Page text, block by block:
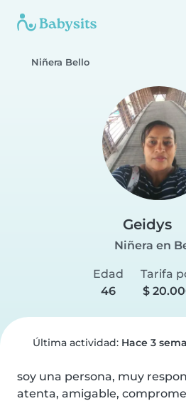
Niñera Bello
Geidys
Niñera en
Edad
46
Tarifa
$
Última actividad: Hace 3
soy una persona, muy
atenta, amigable,